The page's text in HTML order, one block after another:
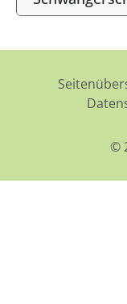
©